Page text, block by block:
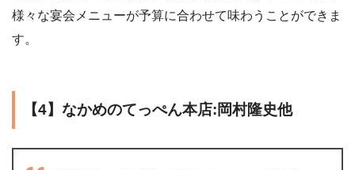
様々な宴会メニューが予算に合わせて味わうことができま
す。
【4】なかめのてっぺん本店:岡村隆史他